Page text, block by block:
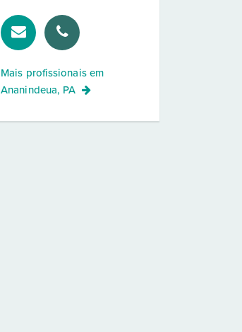
Mais profissionais em
Ananindeua, PA